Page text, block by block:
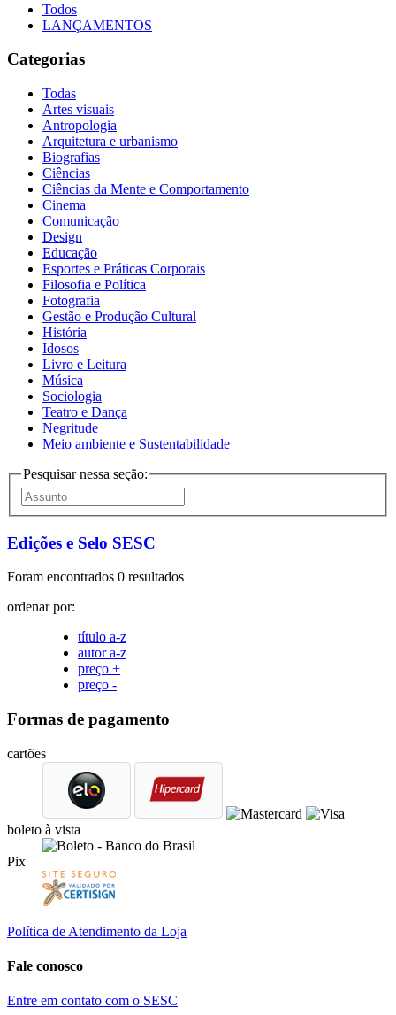
Todos
LANÇAMENTOS
Categorias
Todas
Artes visuais
Antropologia
Arquitetura e urbanismo
Biografias
Ciências
Ciências da Mente e Comportamento
Cinema
Comunicação
Design
Educação
Esportes e Práticas Corporais
Filosofia e Política
Fotografia
Gestão e Produção Cultural
História
Idosos
Livro e Leitura
Música
Sociologia
Teatro e Dança
Negritude
Meio ambiente e Sustentabilidade
Pesquisar nessa seção:
Edições e Selo SESC
Foram encontrados 0 resultados
ordenar por:
título a-z
autor a-z
preço +
preço -
Formas de pagamento
cartões
boleto à vista
Pix
Política de Atendimento da Loja
Fale conosco
Entre em contato com o SESC